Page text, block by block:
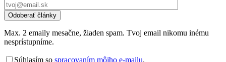
Max. 2 emaily mesačne, žiaden spam. Tvoj email nikomu inému
nesprístupníme.
Súhlasím so spracovaním môjho e-mailu.